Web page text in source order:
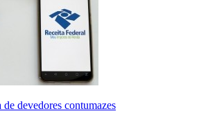
devedores contumazes